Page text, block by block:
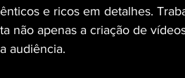
e ricos em detalhes.
não apenas a criação de
audiência.